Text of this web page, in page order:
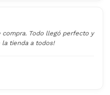
compra. Todo llegó perfecto y
la tienda a todos!